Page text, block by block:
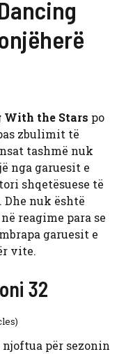
With the Stars po
zbulimit të
tashmë nuk
nga garuesit e
shqetësuese të
nuk është
reagime para se
garuesit e
vite.
32
njoftua për sezonin